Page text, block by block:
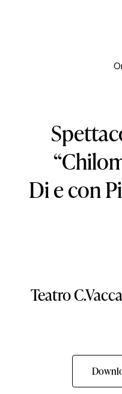
Di e con
TeatroC.Vacca